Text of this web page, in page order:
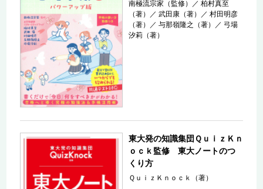
南極流宗家（監修） ／柏村真至
（著）
／武田康（著） ／村田明彦
（著）
／与那嶺隆之（著） ／ 弓場
汐莉（著）
東大発の知識集団ＱｕｉｚＫｎ
ｏｃｋ監修 東大ノートのつ
くり方
ＱｕｉｚＫｎｏｃｋ（著）